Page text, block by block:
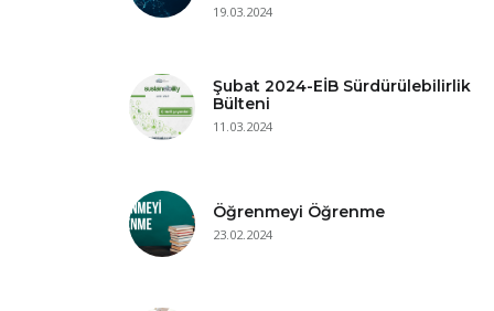
19.03.2024
Şubat 2024-EİB Sürdürülebilirlik
Bülteni
11.03.2024
Öğrenmeyi Öğrenme
23.02.2024